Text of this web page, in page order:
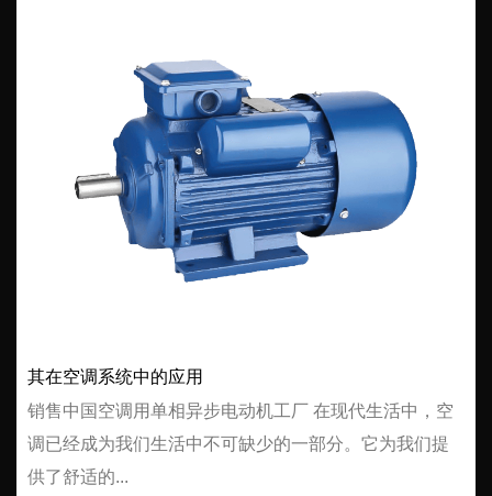
其在空调系统中的应用
销售中国空调用单相异步电动机工厂 在现代生活中，空
调已经成为我们生活中不可缺少的一部分。它为我们提
供了舒适的...